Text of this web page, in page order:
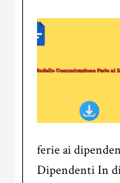
ferie ai
Dipendenti In